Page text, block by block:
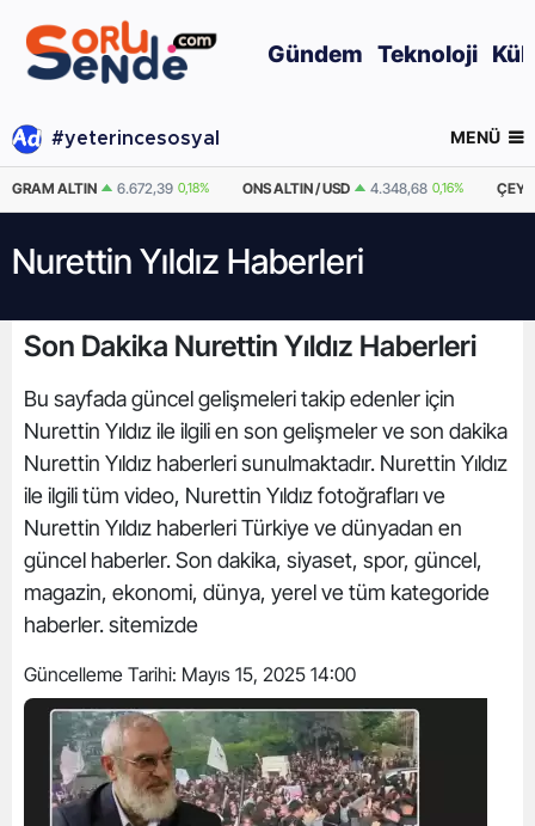
Gündem Teknoloji
#yeterincesosyal MENÜ
GRAM ALTIN 6.672,39 0,18% ONS ALTIN / USD 4.348,68 0,16%
Nurettin Yıldız Haberleri
Son Dakika Nurettin Yıldız Haberleri
Bu sayfada güncel gelişmeleri takip edenler için
Nurettin Yıldız ile ilgili en son gelişmeler ve son dakika
Nurettin Yıldız haberleri sunulmaktadır. Nurettin Yıldız
ile ilgili tüm video, Nurettin Yıldız fotoğrafları ve
Nurettin Yıldız haberleri Türkiye ve dünyadan en
güncel haberler. Son dakika, siyaset, spor, güncel,
magazin, ekonomi, dünya, yerel ve tüm kategoride
haberler. sitemizde
Güncelleme Tarihi: Mayıs 15, 2025 14:00